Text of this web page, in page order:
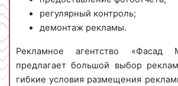
регулярный контроль;
демонтаж рекламы.
Рекламное агентство «Фасад
предлагает большой выбор
гибкие условия размещения